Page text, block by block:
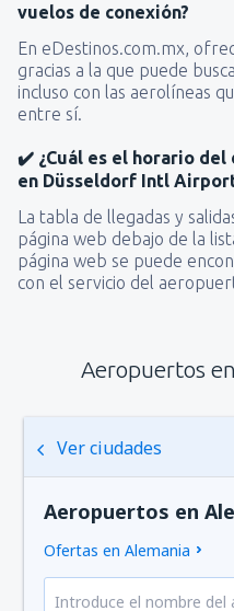
vuelos de conexión?
En eDestinos.com.mx,
gracias a la que puede
incluso con las aerolíneas
entre sí.
✔️ ¿Cuál es el horario
en Düsseldorf Intl
La tabla de llegadas y
página web debajo de la
página web se puede
con el servicio del
Aeropuertos
Ver ciudades
Aeropuertos en
Ofertas en Alemania